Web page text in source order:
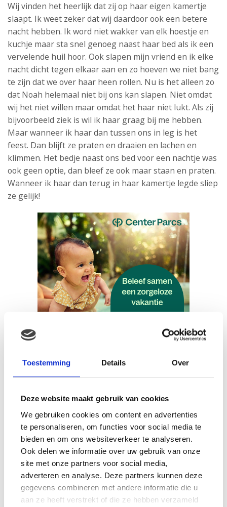
Toestemming Details Over
Deze website maakt gebruik van cookies
We gebruiken cookies om content en advertenties
te personaliseren, om functies voor social media te
bieden en om ons websiteverkeer te analyseren.
Ook delen we informatie over uw gebruik van onze
site met onze partners voor social media,
adverteren en analyse. Deze partners kunnen deze
gegevens combineren met andere informatie die u
aan ze heeft verstrekt of die ze hebben verzameld
Wij vinden het heerlijk dat zij op haar eigen kamertje
slaapt. Ik weet zeker dat wij daardoor ook een betere
nacht hebben. Ik word niet wakker van elk hoestje en
kuchje maar sta snel genoeg naast haar bed als ik een
vervelende huil hoor. Ook slapen mijn vriend en ik elke
nacht dicht tegen elkaar aan en zo hoeven we niet bang
te zijn dat we over haar heen rollen. Nu is het alleen zo
dat Noah helemaal niet bij ons kan slapen. Niet omdat
wij het niet willen maar omdat het haar niet lukt. Als zij
bijvoorbeeld ziek is wil ik haar graag bij me hebben.
Maar wanneer ik haar dan tussen ons in leg is het
feest. Dan blijft ze praten en draaien en lachen en
klimmen. Het bedje naast ons bed voor een nachtje was
ook geen optie, dan bleef ze ook maar staan en praten.
Wanneer ik haar dan terug in haar kamertje legde sliep
ze gelijk!
“Het allerbelangrijkste
vind ik het matras.”
Een goed matras
Maar wat vinden we nou belangrijk als het gaat om het
bed van ons kind? Kies je voor een leuke hangwieg of
een co-sleeper voor de eerste maanden? Of gaat je
kindje gelijk in het grote ledikant? Ik kreeg een prachtig
antiek bedje van mijn schoonouders, daar heeft ze